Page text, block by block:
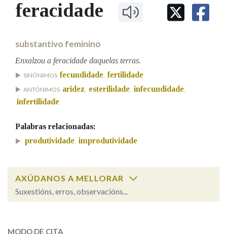
IDENTIDADE CORPORATIVA
MARCIAL DEL ADALID
FIGURAS HOMENAXEADAS
PRIMAVERA DAS LETRAS
PORTAL DAS PALABRAS
Facebook
TwitterYoutubeInstagram
Bluesky
BUSCAR NOS LEMAS
Remata por
Nas definicións
feracidade
substantivo feminino
Enxalzou a feracidade daquelas terras.
SINÓNIMOS fecundidade, fertilidade
ANTÓNIMOS aridez, esterilidade, infecundidade,
infertilidade
Palabras relacionadas:
produtividade, improdutividade
AXÚDANOS A MELLORAR
Suxestións, erros, observacións...
MODO DE CITA